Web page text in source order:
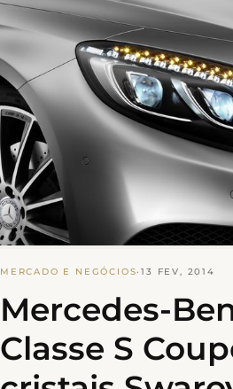
MERCADO E NEGÓCIOS·13 FEV, 2014
Mercedes-
Classe S